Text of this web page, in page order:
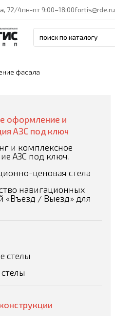
72/4пн-пт 9:00–18:00fortis@rde.ru
фасала
оформление и
АЗС под ключ
и комплексное
АЗС под ключ.
ценовая стела
навигационных
«Въезд / Выезд» для
стелы